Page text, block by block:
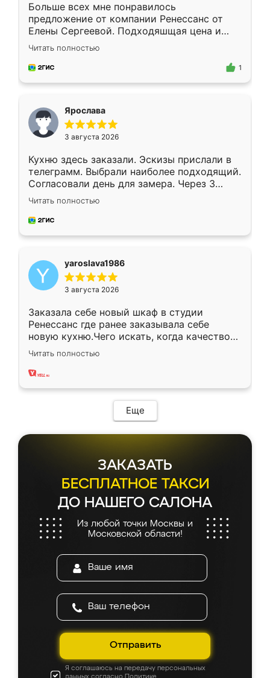
Больше всех мне понравилось
предложение от компании Ренессанс от
Елены Сергеевой. Подходяшщая цена и
короткие сроки изготовления. Приехавший
для замера сотрудник Владислав
предложил по моему эскизу самый
Читать полностью
1
Ярослава
3 августа 2026
Кухню здесь заказали. Эскизы прислали в
телеграмм. Выбрали наиболее подходящий.
Согласовали день для замера. Через 3
недели кухня была уже готова. Остались
довольны работой. Спасибо Ренессанс
мебель за качественную работу!
Читать полностью
yaroslava1986
3 августа 2026
Заказала себе новый шкаф в студии
Ренессанс где ранее заказывала себе
новую кухню.Чего искать, когда качеством
вполне довольна. Служит кухня уже почти
два года, нареканий нет.
Читать полностью
Еще
ЗАКАЗАТЬ
БЕСПЛАТНОЕ ТАКСИ
ДО НАШЕГО САЛОНА
Из любой точки Москвы и
Московской области!
Отправить
Я соглашаюсь на передачу персональных
данных согласно Политике